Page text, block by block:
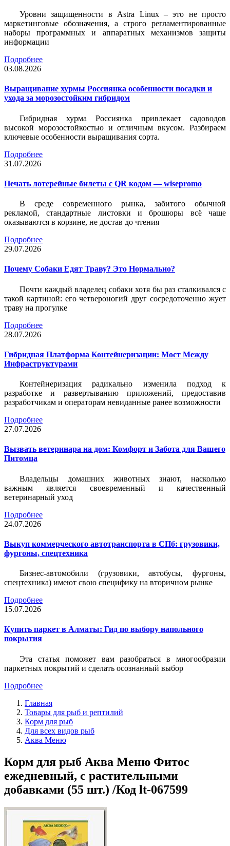
Уровни защищенности в Astra Linux – это не просто
маркетинговые обозначения, а строго регламентированные
наборы программных и аппаратных механизмов защиты
информации
Подробнее
03.08.2026
Выращивание хурмы Россиянка особенности посадки и
ухода за морозостойким гибридом
Гибридная хурма Россиянка привлекает садоводов
высокой морозостойкостью и отличным вкусом. Разбираем
ключевые особенности выращивания сорта.
Подробнее
31.07.2026
Печать лотерейные билеты c QR кодом — wisepromo
В среде современного рынка, забитого обычной
рекламой, стандартные листовки и брошюры всё чаще
оказываются в корзине, не достав до чтения
Подробнее
29.07.2026
Почему Собаки Едят Траву? Это Нормально?
Почти каждый владелец собаки хотя бы раз сталкивался с
такой картиной: его четвероногий друг сосредоточенно жует
траву на прогулке
Подробнее
28.07.2026
Гибридная Платформа Контейнеризации: Мост Между
Инфраструктурами
Контейнеризация радикально изменила подход к
разработке и развертыванию приложений, предоставив
разработчикам и операторам невиданные ранее возможности
Подробнее
27.07.2026
Вызвать ветеринара на дом: Комфорт и Забота для Вашего
Питомца
Владельцы домашних животных знают, насколько
важным является своевременный и качественный
ветеринарный уход
Подробнее
24.07.2026
Выкуп коммерческого автотранспорта в СПб: грузовики,
фургоны, спецтехника
Бизнес-автомобили (грузовики, автобусы, фургоны,
спецтехника) имеют свою специфику на вторичном рынке
Подробнее
15.07.2026
Купить паркет в Алматы: Гид по выбору напольного
покрытия
Эта статья поможет вам разобраться в многообразии
паркетных покрытий и сделать осознанный выбор
Подробнее
Главная
Товары для рыб и рептилий
Корм для рыб
Для всех видов рыб
Аква Меню
Корм для рыб Аква Меню Фитос
ежедневный, с растительными
добавками (55 шт.) /Код lt-067599